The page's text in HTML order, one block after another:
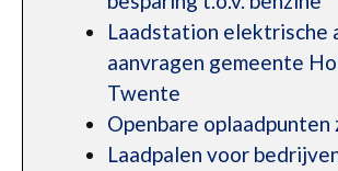
Laadstation elektrische
aanvragen gemeente
Twente
Openbare oplaadpunten
Laadpalen voor